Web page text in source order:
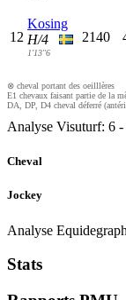
12
Kosing
H/4
1'13"6
2140
⊗ cheval portant des oeilllères
E1 chevaux faisant partie de la
DA, DP, D4 cheval déferré
Analyse Visuturf: 6 -
Cheval
Jockey
Analyse
Stats